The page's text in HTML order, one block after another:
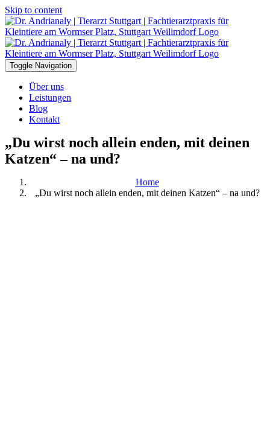
Skip to content
Toggle Navigation
Über uns
Leistungen
Blog
Kontakt
„Du wirst noch allein enden, mit deinen
Katzen“ – na und?
Home
„Du wirst noch allein enden, mit deinen Katzen“ – na und?